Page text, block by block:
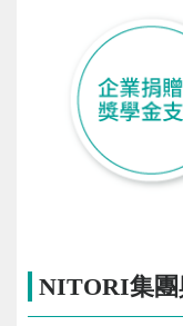
NITORI集團